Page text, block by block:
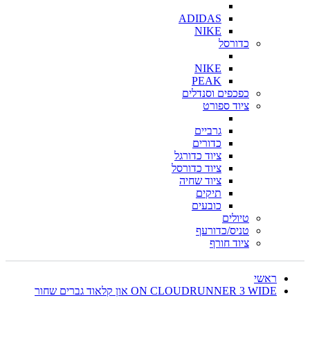
ADIDAS
NIKE
כדורסל
NIKE
PEAK
כפכפים וסנדלים
ציוד ספורט
גרביים
כדורים
ציוד כדורגל
ציוד כדורסל
ציוד שחיה
תיקים
כובעים
טיולים
טניס/כדורעף
ציוד חורף
ראשי
ON CLOUDRUNNER 3 WIDE און קלאוד גברים שחור